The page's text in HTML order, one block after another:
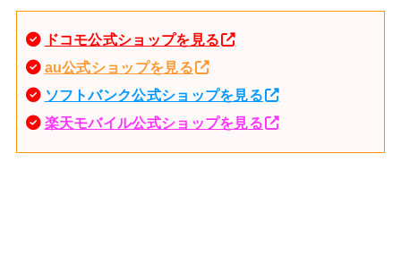
ドコモ公式ショップを見る
au公式ショップを見る
ソフトバンク公式ショップを見る
楽天モバイル公式ショップを見る